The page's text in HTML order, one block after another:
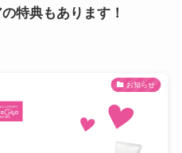
特典もあります！
お知らせ